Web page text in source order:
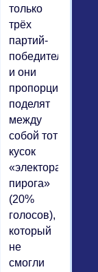
только
трёх
партий-
победительниц,
и они
поделят
между
собой тот
кусок
«электорального
пирога»
(20%
голосов),
который
не
смогли